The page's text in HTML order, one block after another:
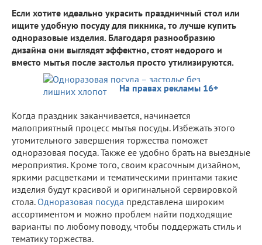
Если хотите идеально украсить праздничный стол или
ищите удобную посуду для пикника, то лучше купить
одноразовые изделия. Благодаря разнообразию
дизайна они выглядят эффектно, стоят недорого и
вместо мытья после застолья просто утилизируются.
На правах рекламы 16+
Когда праздник заканчивается, начинается
малоприятный процесс мытья посуды. Избежать этого
утомительного завершения торжества поможет
одноразовая посуда. Также ее удобно брать на выездные
мероприятия. Кроме того, своим красочным дизайном,
яркими расцветками и тематическими принтами такие
изделия будут красивой и оригинальной сервировкой
стола. Одноразовая посуда представлена широким
ассортиментом и можно проблем найти подходящие
варианты по любому поводу, чтобы поддержать стиль и
тематику торжества.